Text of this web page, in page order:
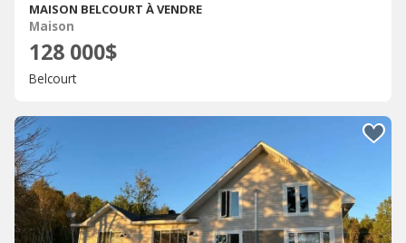
MAISON BELCOURT À VENDRE
Maison
128 000$
Belcourt